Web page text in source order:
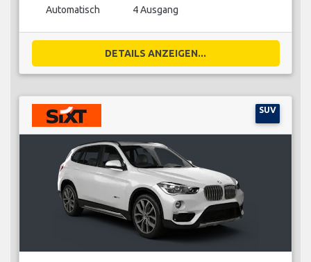
Automatisch 4 Ausgang
DETAILS ANZEIGEN...
SUV